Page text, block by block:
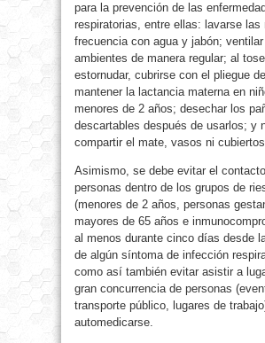
para la prevención de las
respiratorias, entre ellas: lavarse las
frecuencia con agua y jabón;
ambientes de manera regular; al
estornudar, cubrirse con el pliegue
mantener la lactancia materna en
menores de 2 años; desechar los
descartables después de usarlos; y
compartir el mate, vasos ni
Asimismo, se debe evitar el
personas dentro de los grupos de
(menores de 2 años, personas
mayores de 65 años e
al menos durante cinco días desde
de algún síntoma de infección
como así también evitar asistir a
gran concurrencia de personas
transporte público, lugares de
automedicarse.